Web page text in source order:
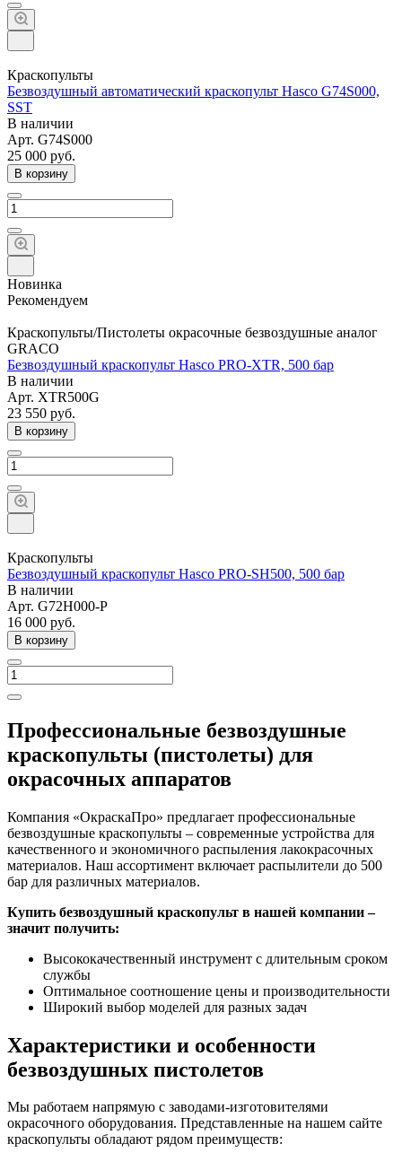
Краскопульты
Безвоздушный автоматический краскопульт Hasco G74S000,
SST
В наличии
Арт. G74S000
25 000 руб.
В корзину
Новинка
Рекомендуем
Краскопульты/Пистолеты окрасочные безвоздушные аналог
GRACO
Безвоздушный краскопульт Hasco PRO-XTR, 500 бар
В наличии
Арт. XTR500G
23 550 руб.
В корзину
Краскопульты
Безвоздушный краскопульт Hasco PRO-SH500, 500 бар
В наличии
Арт. G72H000-P
16 000 руб.
В корзину
Профессиональные безвоздушные
краскопульты (пистолеты) для
окрасочных аппаратов
Компания «ОкраскаПро» предлагает профессиональные
безвоздушные краскопульты – современные устройства для
качественного и экономичного распыления лакокрасочных
материалов. Наш ассортимент включает распылители до 500
бар для различных материалов.
Купить безвоздушный краскопульт в нашей компании –
значит получить:
Высококачественный инструмент с длительным сроком
службы
Оптимальное соотношение цены и производительности
Широкий выбор моделей для разных задач
Характеристики и особенности
безвоздушных пистолетов
Мы работаем напрямую с заводами-изготовителями
окрасочного оборудования. Представленные на нашем сайте
краскопульты обладают рядом преимуществ: